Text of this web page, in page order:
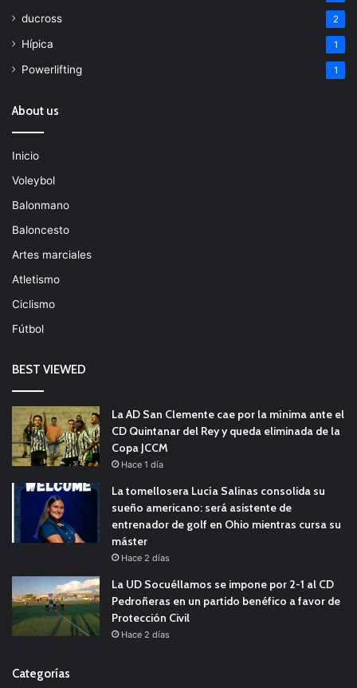
ducross 2
Hípica 1
Powerlifting 1
About us
Inicio
Voleybol
Balonmano
Baloncesto
Artes marciales
Atletismo
Ciclismo
Fútbol
BEST VIEWED
La AD San Clemente cae por la mínima ante el
CD Quintanar del Rey y queda eliminada de la
Copa JCCM
Hace 1 día
La tomellosera Lucía Salinas consolida su
sueño americano: será asistente de
entrenador de golf en Ohio mientras cursa su
máster
Hace 2 días
La UD Socuéllamos se impone por 2-1 al CD
Pedroñeras en un partido benéfico a favor de
Protección Civil
Hace 2 días
Categorías